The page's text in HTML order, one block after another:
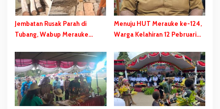
s
Jembatan Rusak Parah di
Tubang, Wabup Merauke
Berikan Bantuan Dana
Perbaikan
Menuju HUT Merauke ke-124,
Warga Kelahiran 12 Pebruari